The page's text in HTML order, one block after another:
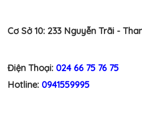
Cơ Sở 10: 233 Nguyễn Trãi -
Điện Thoại: 024 66 75 76 75
Hotline: 0941559995